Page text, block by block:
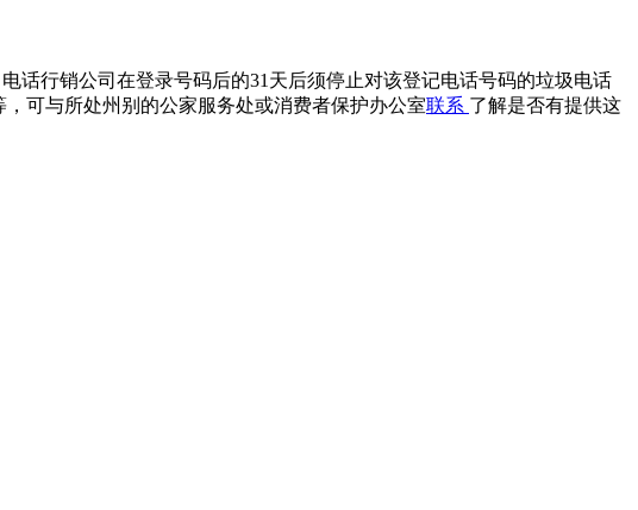
话行销公司在登录号码后的31天后须停止对该登记电话号码的垃圾电话
可与所处州别的公家服务处或消费者保护办公室联系 了解是否有提供这